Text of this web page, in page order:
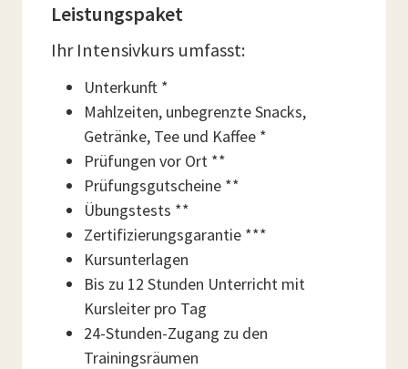
Leistungspaket
Ihr Intensivkurs umfasst:
Unterkunft *
Mahlzeiten, unbegrenzte Snacks,
Getränke, Tee und Kaffee *
Prüfungen vor Ort **
Prüfungsgutscheine **
Übungstests **
Zertifizierungsgarantie ***
Kursunterlagen
Bis zu 12 Stunden Unterricht mit
Kursleiter pro Tag
24-Stunden-Zugang zu den
Trainingsräumen